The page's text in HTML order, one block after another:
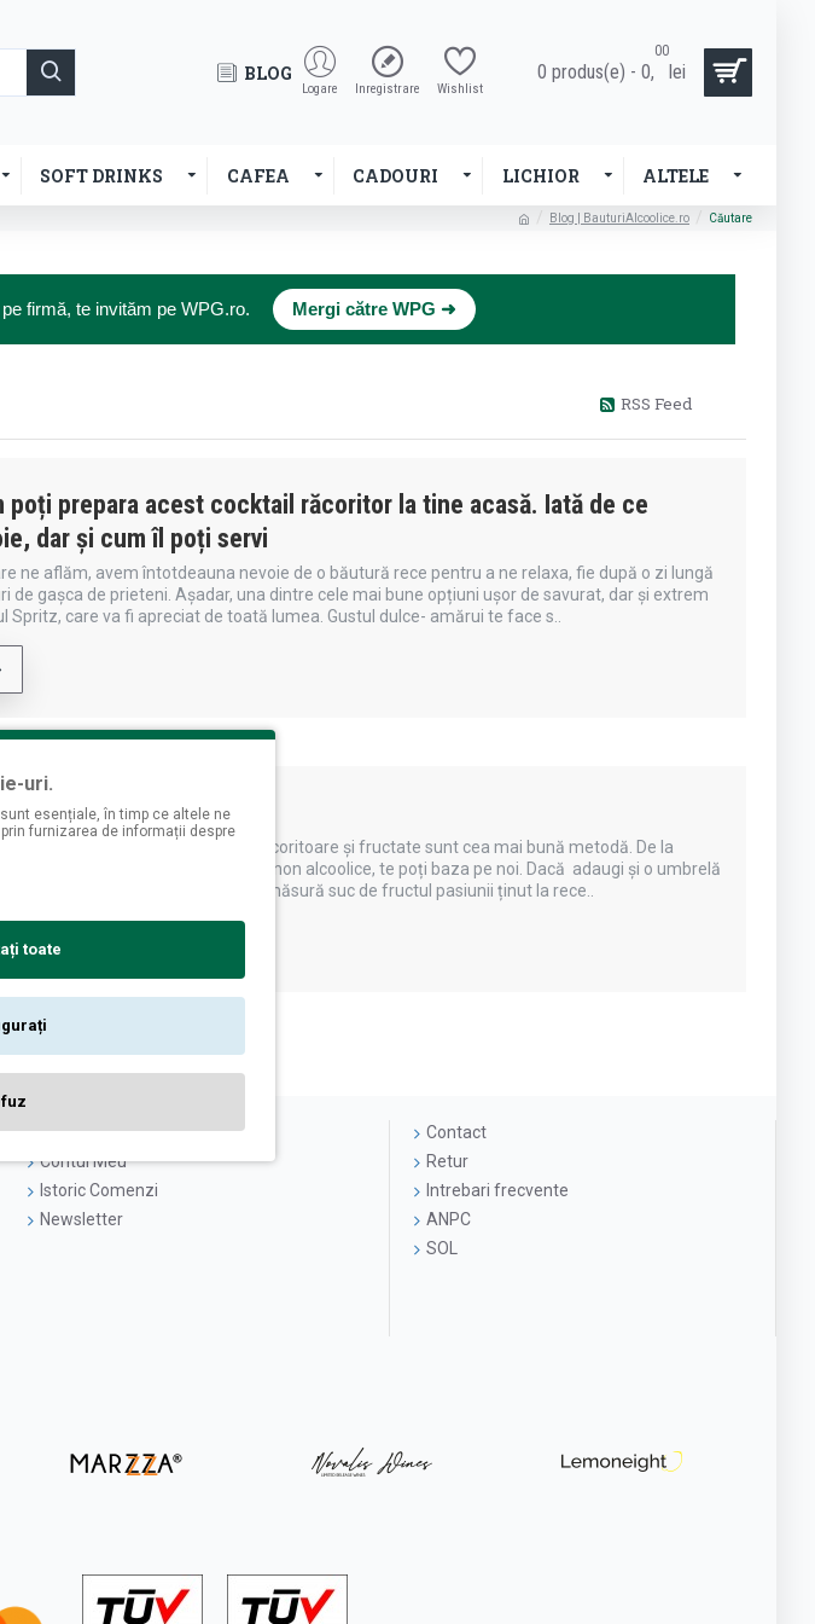
BLOG
Logare Inregistrare Wishlist
0 produs(e) - 0,
00
lei
SOFT DRINKS CAFEA CADOURI LICHIOR ALTELE
Blog | BauturiAlcoolice.ro Căutare
firmă, te invităm pe WPG.ro. Mergi către WPG ➜
RSS Feed
poți prepara acest cocktail răcoritor la tine acasă. Iată de ce
dar și cum îl poți servi
ne aflăm, avem întotdeauna nevoie de o băutură rece pentru a ne relaxa, fie după o zi lungă
de gașca de prieteni. Așadar, una dintre cele mai bune opțiuni ușor de savurat, dar și extrem
Spritz, care va fi apreciat de toată lumea. Gustul dulce- amărui te face s..
Aceste băuturi proaspete, răcoritoare și fructate sunt cea mai bună metodă. De la
de citrice, până la cocktail-uri non alcoolice, te poți baza pe noi. Dacă adaugi și o umbrelă
Aperol SpritzIngrediente3/4 măsură suc de fructul pasiunii ținut la rece..
Logare
Contul Meu
Istoric Comenzi
Newsletter
Contact
Retur
Intrebari frecvente
ANPC
SOL
uri.
esențiale, în timp ce altele ne
furnizarea de informații despre
toate